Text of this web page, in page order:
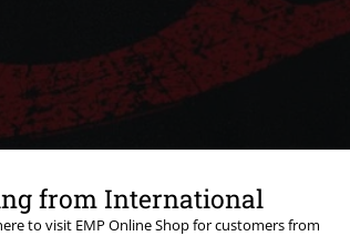
from International
to visit EMP Online Shop for customers from